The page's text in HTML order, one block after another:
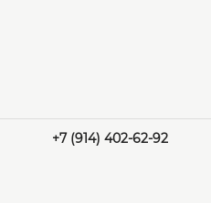
+7 (914) 402-62-92